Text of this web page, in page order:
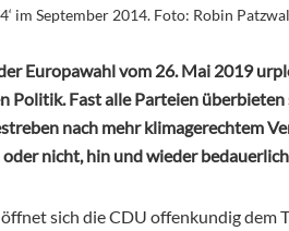
im September 2014. Foto: Robin
Europawahl vom 26. Mai 2019
Politik. Fast alle Parteien
nach mehr klimagerechtem
nicht, hin und wieder
sich die CDU offenkundig dem